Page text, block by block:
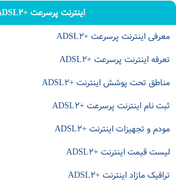
اینترنت پرسرعت +ADSL۲
معرفی اینترنت پرسرعت +ADSL۲
تعرفه اینترنت پرسرعت +ADSL۲
مناطق تحت پوشش اینترنت +ADSL۲
ثبت نام اینترنت پرسرعت +ADSL۲
مودم و تجهیزات اینترنت +ADSL۲
لیست قیمت اینترنت +ADSL۲
ترافیک مازاد اینترنت +ADSL۲